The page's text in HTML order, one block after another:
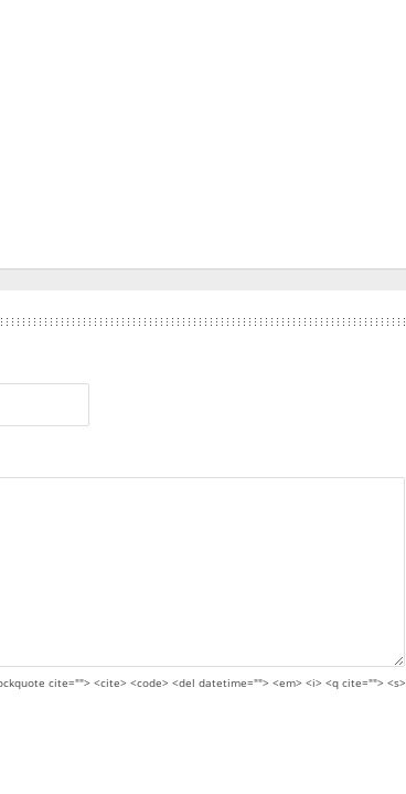
cite=""> <cite> <code> <del datetime=""> <em> <i> <q cite=""> <s>